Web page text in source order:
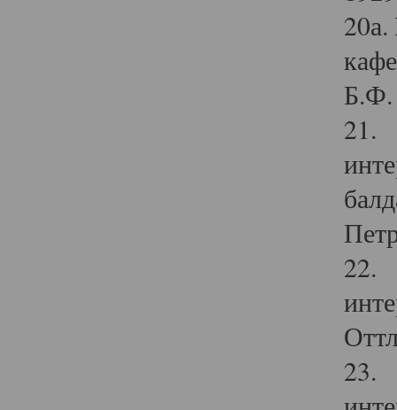
Б.Ф.
21.
22.
23.